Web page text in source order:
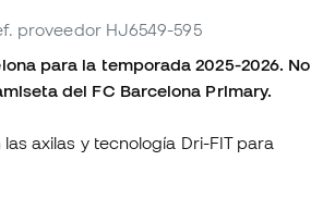
proveedor HJ6549-595
para la temporada 2025-2026. No
del FC Barcelona Primary.
axilas y tecnología Dri-FIT para